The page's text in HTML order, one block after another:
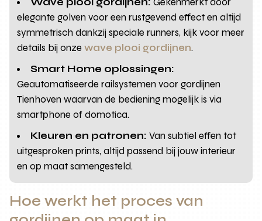
elegante golven voor een rustgevend effect en altijd
symmetrisch dankzij speciale runners, kijk voor meer
details bij onzewave plooi gordijnen.
Smart Home oplossingen:
Geautomatiseerde railsystemen voor gordijnen
Tienhoven waarvan de bediening mogelijk is via
smartphone of domotica.
Kleuren en patronen: Van subtiel effen tot
uitgesproken prints, altijd passend bij jouw interieur
en op maat samengesteld.
Hoe werkt het proces van